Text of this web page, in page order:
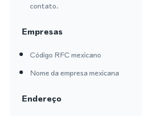
contato.
Empresas
Código RFC mexicano
Nome da empresa mexicana
Endereço